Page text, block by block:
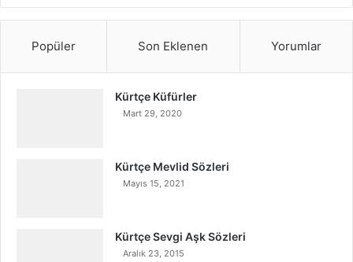
Popüler Son Eklenen Yorumlar
Kürtçe Küfürler
Mart 29, 2020
Kürtçe Mevlid Sözleri
Mayıs 15, 2021
Kürtçe Sevgi Aşk Sözleri
Aralık 23, 2015